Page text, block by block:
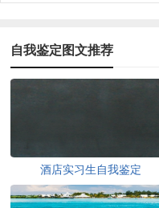
自我鉴定图文推荐
酒店实习生自我鉴定